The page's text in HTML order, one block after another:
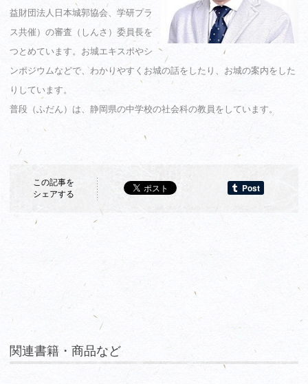
益財団法人日本城郭協会、学研プラ
ス共催）の審査（しんさ）委員長を
つとめています。お城エキスポやシ
ンポジウムなどで、わかりやすくお城の話をしたり、お城の案内をした
りしています。
普段（ふだん）は、静岡県の中学校の社会科の教員をしています。
この記事を
シェアする
関連書籍・商品など